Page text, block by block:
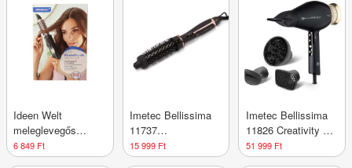
Ideen Welt
meleglevegős
hajformázó - 1 db
6 849 Ft
Imetec Bellissima
11737
meleglevegős
hajkefe - 1 db
15 999 Ft
Imetec Bellissima
11826 Creativity 4
You professzionális
hajszárító - 1 db
51 999 Ft